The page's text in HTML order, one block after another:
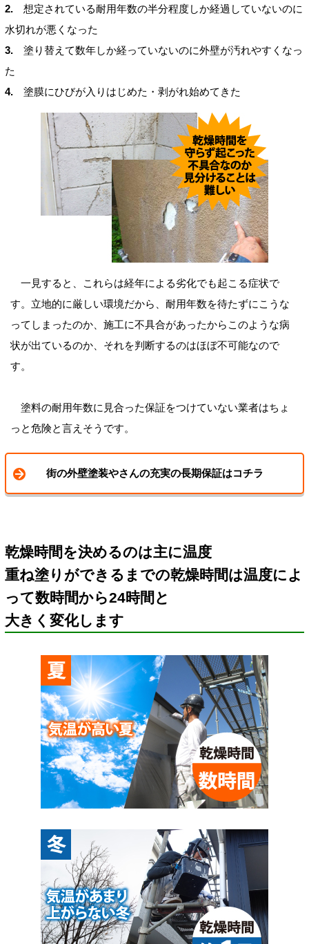
2. 想定されている耐用年数の半分程度しか経過していないのに
水切れが悪くなった
3. 塗り替えて数年しか経っていないのに外壁が汚れやすくなっ
た
4. 塗膜にひびが入りはじめた・剥がれ始めてきた
一見すると、これらは経年による劣化でも起こる症状で
す。立地的に厳しい環境だから、耐用年数を待たずにこうな
ってしまったのか、施工に不具合があったからこのような病
状が出ているのか、それを判断するのはほぼ不可能なので
す。
塗料の耐用年数に見合った保証をつけていない業者はちょ
っと危険と言えそうです。
街の外壁塗装やさんの充実の長期保証はコチラ
乾燥時間を決めるのは主に温度
重ね塗りができるまでの乾燥時間は温度によ
って数時間から24時間と
大きく変化します